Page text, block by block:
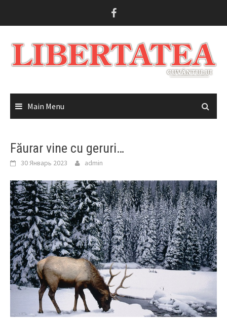
Main Menu
Făurar vine cu geruri…
30 Январь 2023 admin